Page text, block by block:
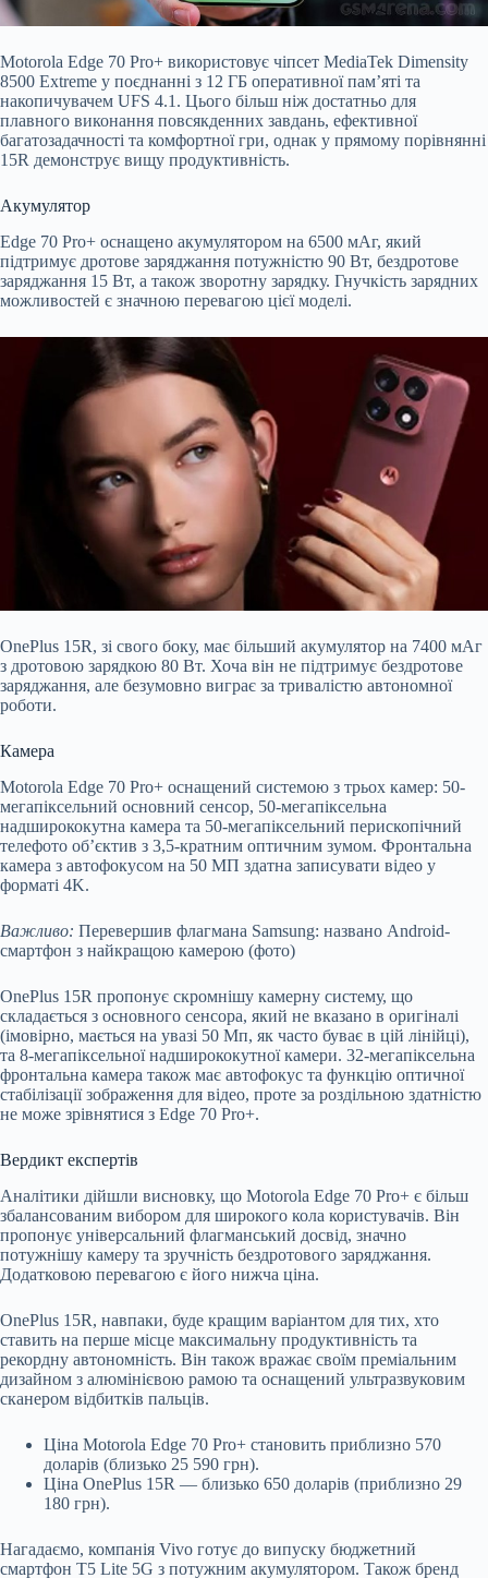
Motorola Edge 70 Pro+ використовує чіпсет MediaTek Dimensity
8500 Extreme у поєднанні з 12 ГБ оперативної пам’яті та
накопичувачем UFS 4.1. Цього більш ніж достатньо для
плавного виконання повсякденних завдань, ефективної
багатозадачності та комфортної гри, однак у прямому порівнянні
15R демонструє вищу продуктивність.
Акумулятор
Edge 70 Pro+ оснащено акумулятором на 6500 мАг, який
підтримує дротове заряджання потужністю 90 Вт, бездротове
заряджання 15 Вт, а також зворотну зарядку. Гнучкість зарядних
можливостей є значною перевагою цієї моделі.
OnePlus 15R, зі свого боку, має більший акумулятор на 7400 мАг
з дротовою зарядкою 80 Вт. Хоча він не підтримує бездротове
заряджання, але безумовно виграє за тривалістю автономної
роботи.
Камера
Motorola Edge 70 Pro+ оснащений системою з трьох камер: 50-
мегапіксельний основний сенсор, 50-мегапіксельна
надширококутна камера та 50-мегапіксельний перископічний
телефото об’єктив з 3,5-кратним оптичним зумом. Фронтальна
камера з автофокусом на 50 МП здатна записувати відео у
форматі 4K.
Важливо: Перевершив флагмана Samsung: названо Android-
смартфон з найкращою камерою (фото)
OnePlus 15R пропонує скромнішу камерну систему, що
складається з основного сенсора, який не вказано в оригіналі
(імовірно, мається на увазі 50 Мп, як часто буває в цій лінійці),
та 8-мегапіксельної надширококутної камери. 32-мегапіксельна
фронтальна камера також має автофокус та функцію оптичної
стабілізації зображення для відео, проте за роздільною здатністю
не може зрівнятися з Edge 70 Pro+.
Вердикт експертів
Аналітики дійшли висновку, що Motorola Edge 70 Pro+ є більш
збалансованим вибором для широкого кола користувачів. Він
пропонує універсальний флагманський досвід, значно
потужнішу камеру та зручність бездротового заряджання.
Додатковою перевагою є його нижча ціна.
OnePlus 15R, навпаки, буде кращим варіантом для тих, хто
ставить на перше місце максимальну продуктивність та
рекордну автономність. Він також вражає своїм преміальним
дизайном з алюмінієвою рамою та оснащений ультразвуковим
сканером відбитків пальців.
Ціна Motorola Edge 70 Pro+ становить приблизно 570
доларів (близько 25 590 грн).
Ціна OnePlus 15R — близько 650 доларів (приблизно 29
180 грн).
Нагадаємо, компанія Vivo готує до випуску бюджетний
смартфон T5 Lite 5G з потужним акумулятором. Також бренд